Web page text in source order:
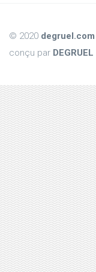
© 2020 degruel.com
conçu par DEGRUEL